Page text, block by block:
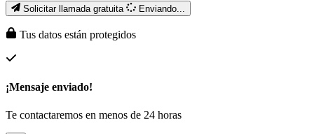
Solicitar llamada gratuita Enviando...
Tus datos están protegidos
¡Mensaje enviado!
Te contactaremos en menos de 24 horas